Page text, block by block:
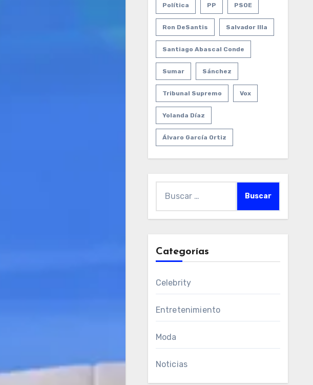
Política PP PSOE
Ron DeSantis Salvador Illa
Santiago Abascal Conde
Sumar Sánchez
Tribunal Supremo Vox
Yolanda Díaz
Álvaro García Ortiz
Categorías
Celebrity
Entretenimiento
Moda
Noticias